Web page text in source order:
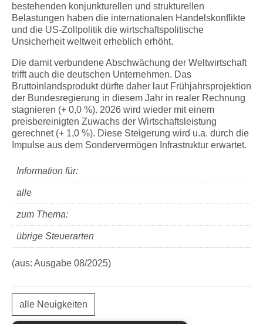
bestehenden konjunkturellen und strukturellen
Belastungen haben die internationalen Handelskonflikte
und die US-Zollpolitik die wirtschaftspolitische
Unsicherheit weltweit erheblich erhöht.
Die damit verbundene Abschwächung der Weltwirtschaft
trifft auch die deutschen Unternehmen. Das
Bruttoinlandsprodukt dürfte daher laut Frühjahrsprojektion
der Bundesregierung in diesem Jahr in realer Rechnung
stagnieren (+ 0,0 %). 2026 wird wieder mit einem
preisbereinigten Zuwachs der Wirtschaftsleistung
gerechnet (+ 1,0 %). Diese Steigerung wird u.a. durch die
Impulse aus dem Sondervermögen Infrastruktur erwartet.
Information für:
alle
zum Thema:
übrige Steuerarten
(aus: Ausgabe 08/2025)
alle Neuigkeiten